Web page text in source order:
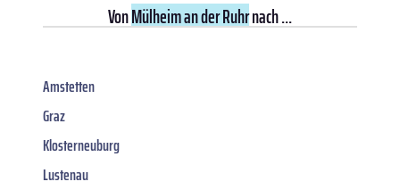
VonMülheim an der Ruhrnach ...
Amstetten
Graz
Klosterneuburg
Lustenau